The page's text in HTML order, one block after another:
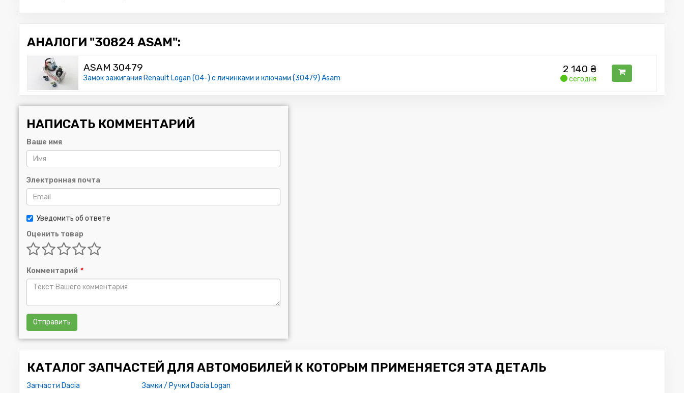
АНАЛОГИ "30824 ASAM":
ASAM 30479
Замок зажигания Renault Logan (04-) с личинками и ключами (30479) Asam
2 140 ₴
сегодня
НАПИСАТЬ КОММЕНТАРИЙ
Ваше имя
Электронная почта
Уведомить об ответе
Оценить товар
Комментарий *
Отправить
КАТАЛОГ ЗАПЧАСТЕЙ ДЛЯ АВТОМОБИЛЕЙ К КОТОРЫМ ПРИМЕНЯЕТСЯ ЭТА ДЕТАЛЬ
Запчасти Dacia Замки / Ручки Dacia Logan